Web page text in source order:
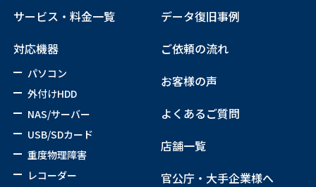
サービス・料金一覧
対応機器
パソコン
外付けHDD
NAS/サーバー
USB/SDカード
重度物理障害
レコーダー
データ復旧事例
ご依頼の流れ
お客様の声
よくあるご質問
店舗一覧
官公庁・大手企業様へ